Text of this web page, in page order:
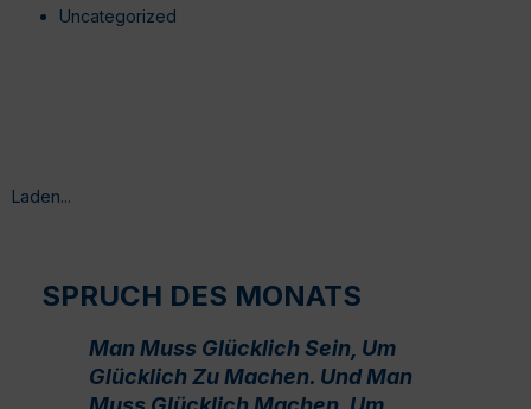
Uncategorized
Laden...
SPRUCH DES MONATS
Man Muss Glücklich Sein, Um
Glücklich Zu Machen. Und Man